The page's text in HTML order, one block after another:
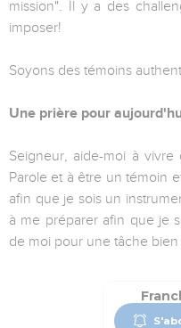
mission". Il y a des
imposer!
Soyons des témoins
Une prière pour
Seigneur, aide-moi à
Parole et à être un témoin
afin que je sois un
à me préparer afin que je
de moi pour une tâche